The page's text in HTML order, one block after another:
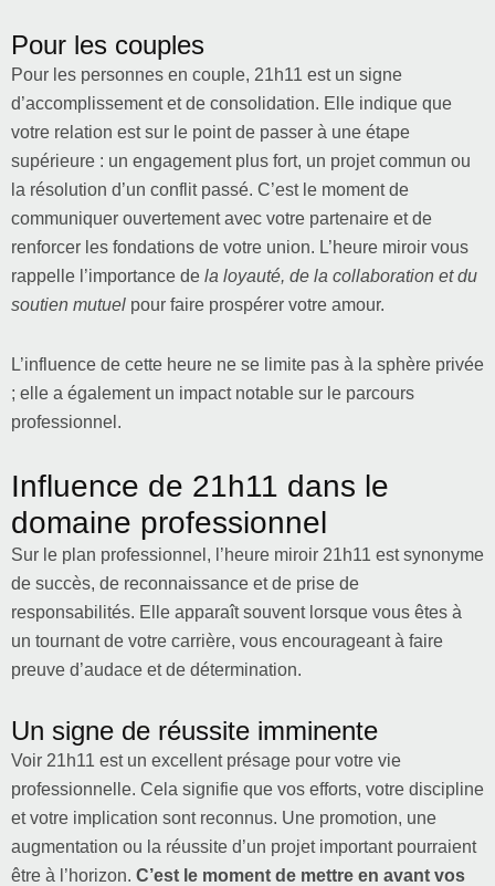
Pour les couples
Pour les personnes en couple, 21h11 est un signe
d’accomplissement et de consolidation. Elle indique que
votre relation est sur le point de passer à une étape
supérieure : un engagement plus fort, un projet commun ou
la résolution d’un conflit passé. C’est le moment de
communiquer ouvertement avec votre partenaire et de
renforcer les fondations de votre union. L’heure miroir vous
rappelle l’importance de la loyauté, de la collaboration et du
soutien mutuel pour faire prospérer votre amour.
L’influence de cette heure ne se limite pas à la sphère privée
; elle a également un impact notable sur le parcours
professionnel.
Influence de 21h11 dans le
domaine professionnel
Sur le plan professionnel, l’heure miroir 21h11 est synonyme
de succès, de reconnaissance et de prise de
responsabilités. Elle apparaît souvent lorsque vous êtes à
un tournant de votre carrière, vous encourageant à faire
preuve d’audace et de détermination.
Un signe de réussite imminente
Voir 21h11 est un excellent présage pour votre vie
professionnelle. Cela signifie que vos efforts, votre discipline
et votre implication sont reconnus. Une promotion, une
augmentation ou la réussite d’un projet important pourraient
être à l’horizon. C’est le moment de mettre en avant vos